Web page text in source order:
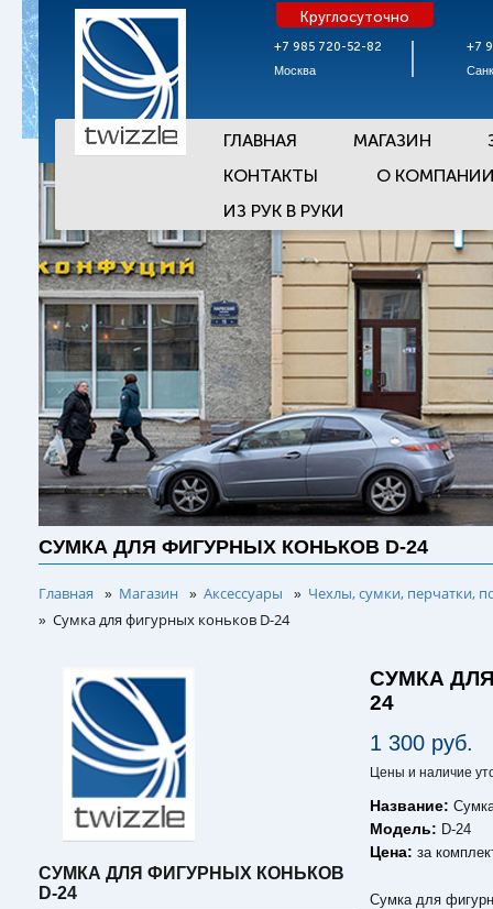
+7 985 720-52-82
Москва
Круглосуточно
+7
ГЛАВНАЯ МАГАЗИН
КОНТАКТЫ
О
ИЗ РУК В РУКИ
СУМКА ДЛЯ ФИГУРНЫХ КОНЬКОВ D-24
Главная » Магазин » Аксессуары » Чехлы, сумки, перчатки,
» Сумка для фигурных коньков D-24
СУМКА ДЛЯ ФИГУРНЫХ КОНЬКОВ
D-24
СУМКА
24
1 300 руб.
Цены и наличие
Название:
Модель: D-24
Цена:за
Сумка для